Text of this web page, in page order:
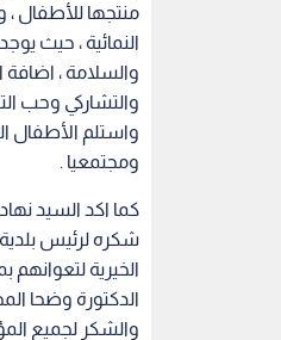
منتجها للأطفال
النمائية ، حيث
والسلامة ، اضافة
والتشاركي وحب
واستلم الأطفال
ومجتمعيا .
كما اكد السيد
شكره لرئيس
الخيرية لتعوانهم
الدكتورة وضحا
والشكر لجميع